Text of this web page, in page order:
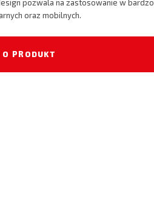
pozwala na zastosowanie w bardzo
oraz mobilnych.
PRODUKT